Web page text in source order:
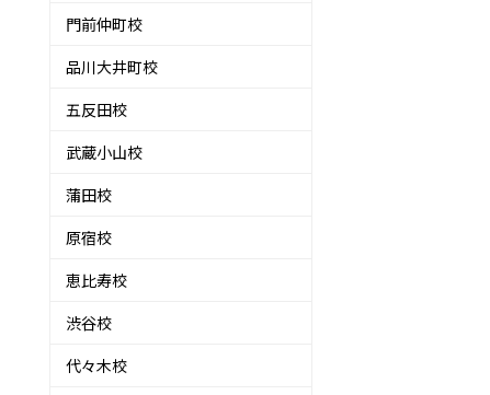
門前仲町校
品川大井町校
五反田校
武蔵小山校
蒲田校
原宿校
恵比寿校
渋谷校
代々木校